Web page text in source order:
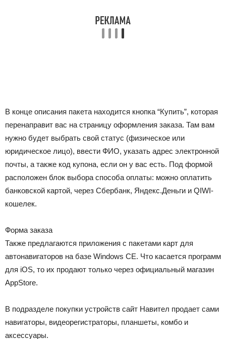
В конце описания пакета находится кнопка “Купить”, которая
перенаправит вас на страницу оформления заказа. Там вам
нужно будет выбрать свой статус (физическое или
юридическое лицо), ввести ФИО, указать адрес электронной
почты, а также код купона, если он у вас есть. Под формой
расположен блок выбора способа оплаты: можно оплатить
банковской картой, через Сбербанк, Яндекс.Деньги и QIWI-
кошелек.
Форма заказа
Также предлагаются приложения с пакетами карт для
автонавигаторов на базе Windows CE. Что касается программ
для iOS, то их продают только через официальный магазин
AppStore.
В подразделе покупки устройств сайт Навител продает сами
навигаторы, видеорегистраторы, планшеты, комбо и
аксессуары.